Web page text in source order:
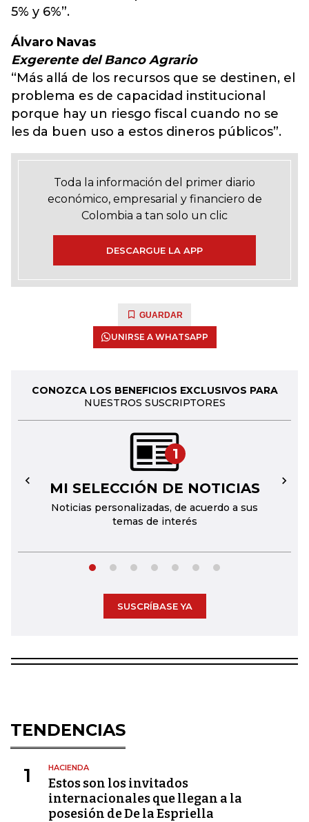
5% y 6%”.
Álvaro Navas
Exgerente del Banco Agrario
“Más allá de los recursos que se destinen, el
problema es de capacidad institucional
porque hay un riesgo fiscal cuando no se
les da buen uso a estos dineros públicos”.
Toda la información del primer diario
económico, empresarial y financiero de
Colombia a tan solo un clic
DESCARGUE LA APP
GUARDAR
UNIRSE A WHATSAPP
CONOZCA LOS BENEFICIOS EXCLUSIVOS PARA
NUESTROS SUSCRIPTORES
1
MI SELECCIÓN DE NOTICIAS
Noticias personalizadas, de acuerdo a sus
temas de interés
← →
SUSCRÍBASE YA
TENDENCIAS
1 HACIENDA
Estos son los invitados
internacionales que llegan a la
posesión de De la Espriella